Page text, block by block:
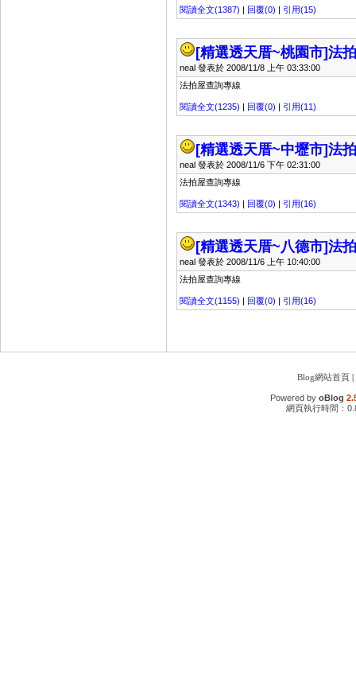
閱讀全文(1387) | 回覆(0) | 引用(15)
[精選透天厝~桃園市]法
neal 發表於 2008/11/8 上午 03:33:00
法拍屋查詢專線
閱讀全文(1235) | 回覆(0) | 引用(11)
[精選透天厝~中壢市]法
neal 發表於 2008/11/6 下午 02:31:00
法拍屋查詢專線
閱讀全文(1343) | 回覆(0) | 引用(16)
[精選透天厝~八德市]法
neal 發表於 2008/11/6 上午 10:40:00
法拍屋查詢專線
閱讀全文(1155) | 回覆(0) | 引用(16)
Blog網站首頁|
Powered by oBlog
網頁執行時間：